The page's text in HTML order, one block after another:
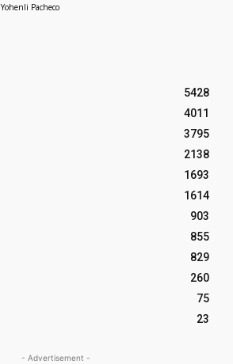
Yohenli Pacheco
5428
4011
3795
2138
1693
1614
903
855
829
260
75
23
- Advertisement -